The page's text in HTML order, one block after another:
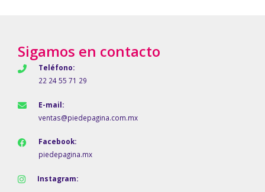
Sigamos en contacto
Teléfono:
22 24 55 71 29
E-mail:
ventas@piedepagina.com.mx
Facebook:
piedepagina.mx
Instagram: